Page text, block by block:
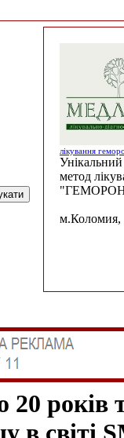
лікування
Унікальний
метод
м.Коломия,
20 років